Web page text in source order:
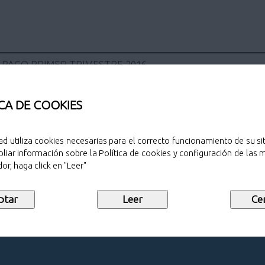
DE COOKIES
utiliza cookies necesarias para el correcto funcionamiento de su
información sobre la Política de cookies y configuración de las
haga click en "Leer"
PRIMER TRIMESTRE 2016
Sello de